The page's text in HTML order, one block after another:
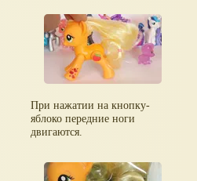
При нажатии на кнопку-
яблоко передние ноги
двигаются.